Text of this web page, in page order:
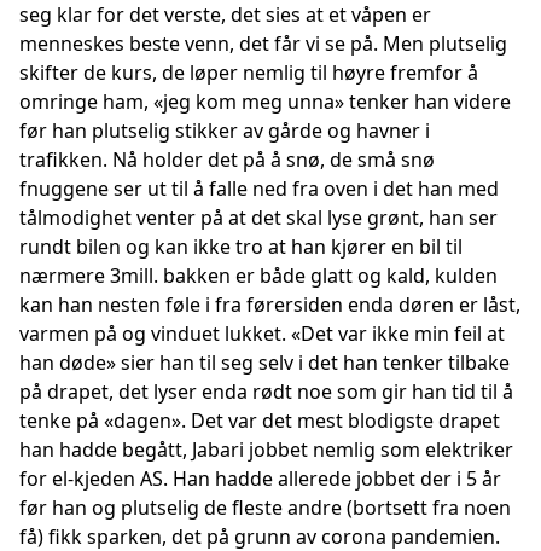
seg klar for det verste, det sies at et våpen er
menneskes beste venn, det får vi se på. Men plutselig
skifter de kurs, de løper nemlig til høyre fremfor å
omringe ham, «jeg kom meg unna» tenker han videre
før han plutselig stikker av gårde og havner i
trafikken. Nå holder det på å snø, de små snø
fnuggene ser ut til å falle ned fra oven i det han med
tålmodighet venter på at det skal lyse grønt, han ser
rundt bilen og kan ikke tro at han kjører en bil til
nærmere 3mill. bakken er både glatt og kald, kulden
kan han nesten føle i fra førersiden enda døren er låst,
varmen på og vinduet lukket. «Det var ikke min feil at
han døde» sier han til seg selv i det han tenker tilbake
på drapet, det lyser enda rødt noe som gir han tid til å
tenke på «dagen». Det var det mest blodigste drapet
han hadde begått, Jabari jobbet nemlig som elektriker
for el-kjeden AS. Han hadde allerede jobbet der i 5 år
før han og plutselig de fleste andre (bortsett fra noen
få) fikk sparken, det på grunn av corona pandemien.